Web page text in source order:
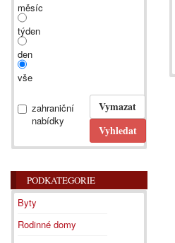
měsíc
týden
den
vše
zahraniční
nabídky
PODKATEGORIE
Byty
Rodinné domy